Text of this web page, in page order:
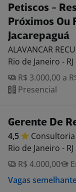
Petiscos -
Próximos Ou
Jacarepaguá
ALAVANCAR
Rio de Janeiro - RJ
R$ 3.000,00 a
Presencial
Gerente De
4,5 Consultoria
Rio de Janeiro - RJ
R$ 4.000,00
Vagas